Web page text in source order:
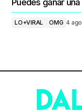
Puedes ganar
LO+VIRAL OMG 4